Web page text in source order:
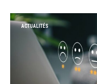
ACTUALITÉS